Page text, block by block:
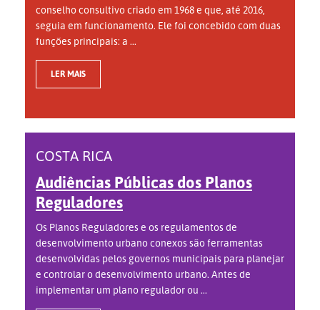
conselho consultivo criado em 1968 e que, até 2016,
seguia em funcionamento. Ele foi concebido com duas
funções principais: a ...
LER MAIS
COSTA RICA
Audiências Públicas dos Planos
Reguladores
Os Planos Reguladores e os regulamentos de
desenvolvimento urbano conexos são ferramentas
desenvolvidas pelos governos municipais para planejar
e controlar o desenvolvimento urbano. Antes de
implementar um plano regulador ou ...